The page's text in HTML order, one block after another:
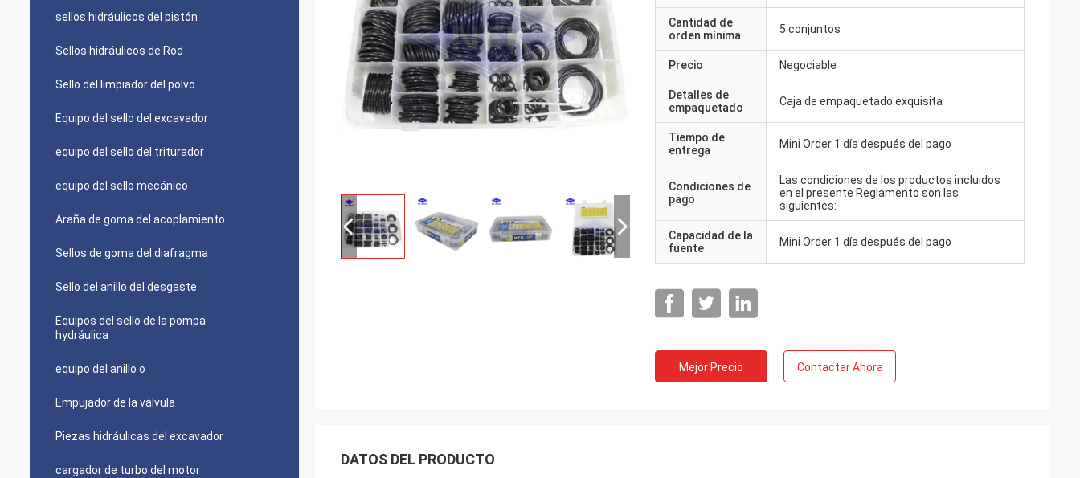
sellos hidráulicos del pistón
Sellos hidráulicos de Rod
Sello del limpiador del polvo
Equipo del sello del excavador
equipo del sello del triturador
equipo del sello mecánico
Araña de goma del acoplamiento
Sellos de goma del diafragma
Sello del anillo del desgaste
Equipos del sello de la pompa
hydráulica
equipo del anillo o
Empujador de la válvula
Piezas hidráulicas del excavador
cargador de turbo del motor
Cantidad de
orden mínima
5 conjuntos
Precio Negociable
Detalles de
empaquetado
Caja de empaquetado exquisita
Tiempo de
entrega
Mini Order 1 día después del pago
Condiciones de
pago
Las condiciones de los productos incluidos
en el presente Reglamento son las
siguientes:
Capacidad de la
fuente
Mini Order 1 día después del pago
Mejor Precio Contactar Ahora
DATOS DEL PRODUCTO